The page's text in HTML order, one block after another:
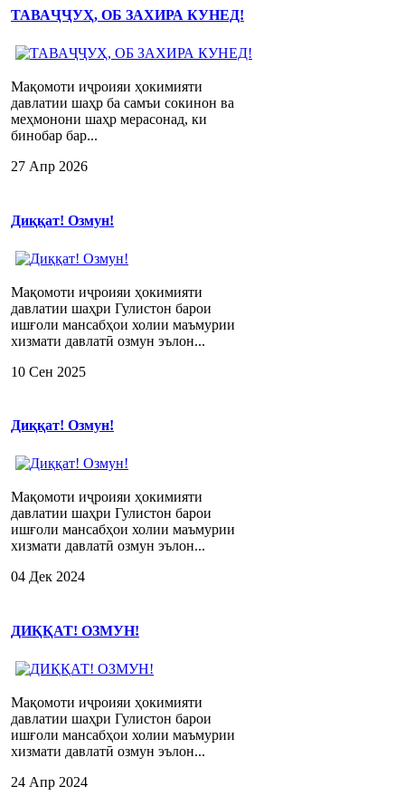
ТАВАҶҶУҲ, ОБ ЗАХИРА КУНЕД!
Мақомоти иҷроияи ҳокимияти
давлатии шаҳр ба самъи сокинон ва
меҳмонони шаҳр мерасонад, ки
бинобар бар...
27 Апр 2026
Диққат! Озмун!
Мақомоти иҷроияи ҳокимияти
давлатии шаҳри Гулистон барои
ишғоли мансабҳои холии маъмурии
хизмати давлатӣ озмун эълон...
10 Сен 2025
Диққат! Озмун!
Мақомоти иҷроияи ҳокимияти
давлатии шаҳри Гулистон барои
ишғоли мансабҳои холии маъмурии
хизмати давлатӣ озмун эълон...
04 Дек 2024
ДИҚҚАТ! ОЗМУН!
Мақомоти иҷроияи ҳокимияти
давлатии шаҳри Гулистон барои
ишғоли мансабҳои холии маъмурии
хизмати давлатӣ озмун эълон...
24 Апр 2024